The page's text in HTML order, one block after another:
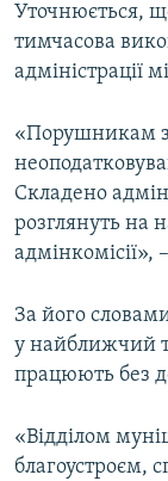
Уточнюється,
тимчасова
адміністрації
«Порушникам
Складено
розглянуть на
адмінкомісії»,
За його
у найближчий
працюють без
«Відділом
благоустроєм,